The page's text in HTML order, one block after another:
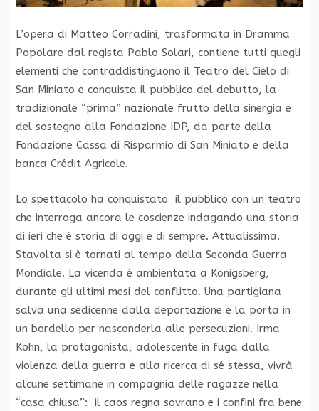
L’opera di Matteo Corradini, trasformata in Dramma
Popolare dal regista Pablo Solari, contiene tutti quegli
elementi che contraddistinguono il Teatro del Cielo di
San Miniato e conquista il pubblico del debutto, la
tradizionale “prima” nazionale frutto della sinergia e
del sostegno alla Fondazione IDP, da parte della
Fondazione Cassa di Risparmio di San Miniato e della
banca Crédit Agricole.
Lo spettacolo ha conquistato il pubblico con un teatro
che interroga ancora le coscienze indagando una storia
di ieri che è storia di oggi e di sempre. Attualissima.
Stavolta si è tornati al tempo della Seconda Guerra
Mondiale. La vicenda è ambientata a Königsberg,
durante gli ultimi mesi del conflitto. Una partigiana
salva una sedicenne dalla deportazione e la porta in
un bordello per nasconderla alle persecuzioni. Irma
Kohn, la protagonista, adolescente in fuga dalla
violenza della guerra e alla ricerca di sé stessa, vivrà
alcune settimane in compagnia delle ragazze nella
“casa chiusa”: il caos regna sovrano e i confini fra bene